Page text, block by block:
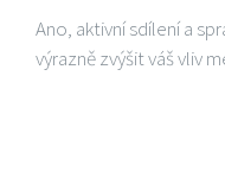
Ano, aktivní sdílení a
výrazně zvýšit váš vliv